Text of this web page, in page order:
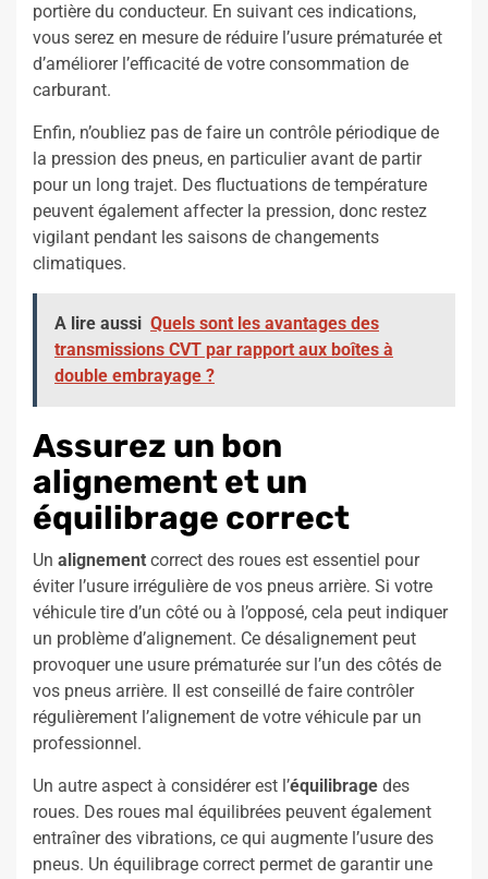
portière du conducteur. En suivant ces indications,
vous serez en mesure de réduire l’usure prématurée et
d’améliorer l’efficacité de votre consommation de
carburant.
Enfin, n’oubliez pas de faire un contrôle périodique de
la pression des pneus, en particulier avant de partir
pour un long trajet. Des fluctuations de température
peuvent également affecter la pression, donc restez
vigilant pendant les saisons de changements
climatiques.
A lire aussi Quels sont les avantages des
transmissions CVT par rapport aux boîtes à
double embrayage ?
Assurez un bon
alignement et un
équilibrage correct
Un alignement correct des roues est essentiel pour
éviter l’usure irrégulière de vos pneus arrière. Si votre
véhicule tire d’un côté ou à l’opposé, cela peut indiquer
un problème d’alignement. Ce désalignement peut
provoquer une usure prématurée sur l’un des côtés de
vos pneus arrière. Il est conseillé de faire contrôler
régulièrement l’alignement de votre véhicule par un
professionnel.
Un autre aspect à considérer est l’équilibrage des
roues. Des roues mal équilibrées peuvent également
entraîner des vibrations, ce qui augmente l’usure des
pneus. Un équilibrage correct permet de garantir une